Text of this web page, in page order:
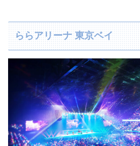
ららアリーナ 東京ベイ